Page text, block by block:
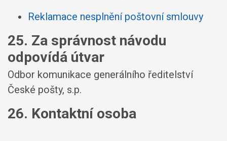
Reklamace nesplnění poštovní smlouvy
25. Za správnost návodu
odpovídá útvar
Odbor komunikace generálního ředitelství
České pošty, s.p.
26. Kontaktní osoba